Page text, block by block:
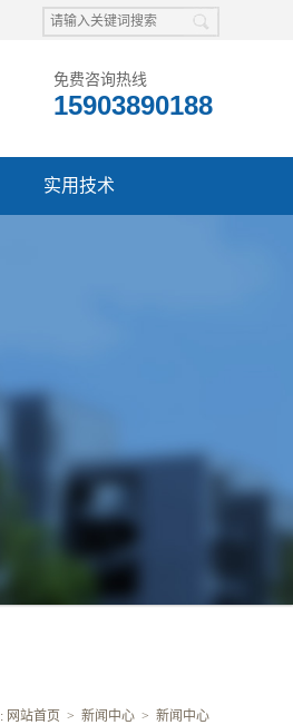
免费咨询热线
15903890188
实用技术
网站首页 > 新闻中心 > 新闻中心